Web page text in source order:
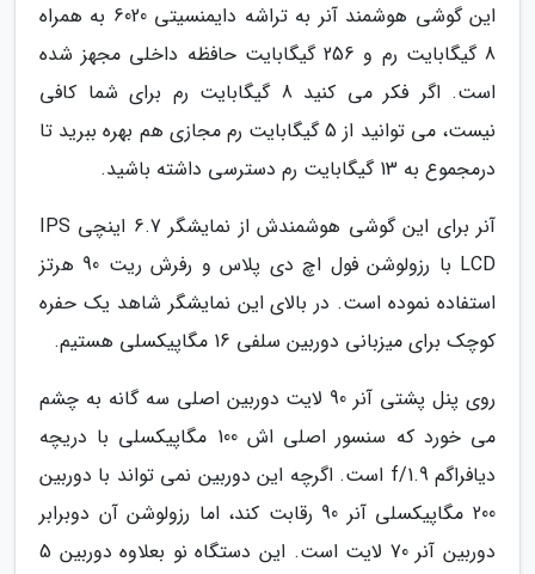
این گوشی هوشمند آنر به تراشه دایمنسیتی 6020 به همراه
8 گیگابایت رم و 256 گیگابایت حافظه داخلی مجهز شده
است. اگر فکر می کنید 8 گیگابایت رم برای شما کافی
نیست، می توانید از 5 گیگابایت رم مجازی هم بهره ببرید تا
درمجموع به 13 گیگابایت رم دسترسی داشته باشید.
آنر برای این گوشی هوشمندش از نمایشگر 6.7 اینچی IPS
LCD با رزولوشن فول اچ دی پلاس و رفرش ریت 90 هرتز
استفاده نموده است. در بالای این نمایشگر شاهد یک حفره
کوچک برای میزبانی دوربین سلفی 16 مگاپیکسلی هستیم.
روی پنل پشتی آنر 90 لایت دوربین اصلی سه گانه به چشم
می خورد که سنسور اصلی اش 100 مگاپیکسلی با دریچه
دیافراگم f/1.9 است. اگرچه این دوربین نمی تواند با دوربین
200 مگاپیکسلی آنر 90 رقابت کند، اما رزولوشن آن دوبرابر
دوربین آنر 70 لایت است. این دستگاه نو بعلاوه دوربین 5